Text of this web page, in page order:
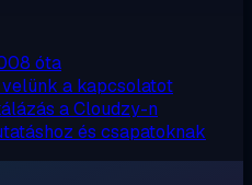
óta
a kapcsolatot
a Cloudzy-n
és csapatoknak